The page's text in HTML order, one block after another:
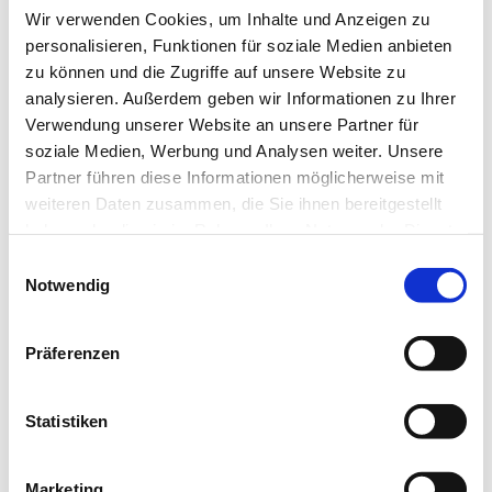
Wir verwenden Cookies, um Inhalte und Anzeigen zu
personalisieren, Funktionen für soziale Medien anbieten
zu können und die Zugriffe auf unsere Website zu
analysieren. Außerdem geben wir Informationen zu Ihrer
Verwendung unserer Website an unsere Partner für
soziale Medien, Werbung und Analysen weiter. Unsere
Partner führen diese Informationen möglicherweise mit
weiteren Daten zusammen, die Sie ihnen bereitgestellt
Notwendig
Präferenzen
Statistiken
2 Gstaad
2 Zurich
1 8953
1 9050
1 Arlesheim
1 Arosa